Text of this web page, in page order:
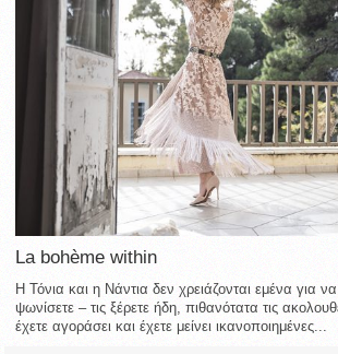
La bohème within
Η Τόνια και η Νάντια δεν χρειάζονται εμένα για
ψωνίσετε – τις ξέρετε ήδη, πιθανότατα τις
έχετε αγοράσει και έχετε μείνει ικανοποιημένες...